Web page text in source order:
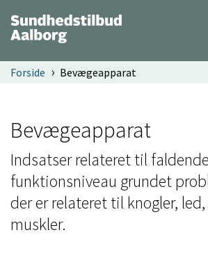
Forside Bevægeapparat
Bevægeapparat
Indsatser relateret til faldende
funktionsniveau grundet
der er relateret til knogler,
muskler.